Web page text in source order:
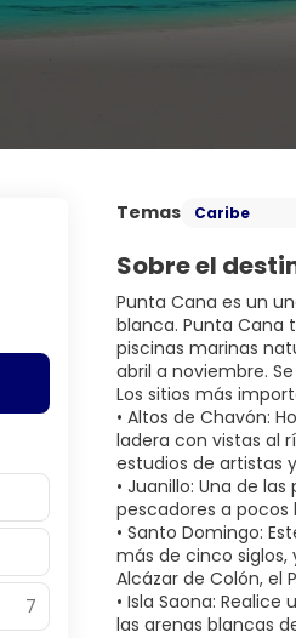
Temas Caribe
Sobre el
Punta Cana es un
blanca. Punta Cana
piscinas marinas
abril a noviembre.
Los sitios más
• Altos de Chavón:
ladera con vistas al
estudios de artistas
• Juanillo: Una de
pescadores a pocos
• Santo Domingo:
más de cinco siglos,
Alcázar de Colón, el
• Isla Saona:
las arenas blancas
7